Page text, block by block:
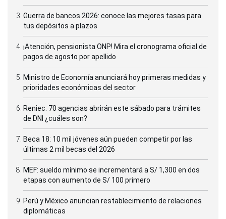
Guerra de bancos 2026: conoce las mejores tasas para
tus depósitos a plazos
¡Atención, pensionista ONP! Mira el cronograma oficial de
pagos de agosto por apellido
Ministro de Economía anunciará hoy primeras medidas y
prioridades económicas del sector
Reniec: 70 agencias abrirán este sábado para trámites
de DNI ¿cuáles son?
Beca 18: 10 mil jóvenes aún pueden competir por las
últimas 2 mil becas del 2026
MEF: sueldo mínimo se incrementará a S/ 1,300 en dos
etapas con aumento de S/ 100 primero
Perú y México anuncian restablecimiento de relaciones
diplomáticas